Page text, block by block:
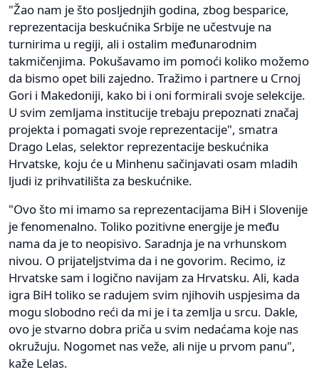
"Žao nam je što posljednjih godina, zbog besparice,
reprezentacija beskućnika Srbije ne učestvuje na
turnirima u regiji, ali i ostalim međunarodnim
takmičenjima. Pokušavamo im pomoći koliko možemo
da bismo opet bili zajedno. Tražimo i partnere u Crnoj
Gori i Makedoniji, kako bi i oni formirali svoje selekcije.
U svim zemljama institucije trebaju prepoznati značaj
projekta i pomagati svoje reprezentacije", smatra
Drago Lelas, selektor reprezentacije beskućnika
Hrvatske, koju će u Minhenu sačinjavati osam mladih
ljudi iz prihvatilišta za beskućnike.
"Ovo što mi imamo sa reprezentacijama BiH i Slovenije
je fenomenalno. Toliko pozitivne energije je među
nama da je to neopisivo. Saradnja je na vrhunskom
nivou. O prijateljstvima da i ne govorim. Recimo, iz
Hrvatske sam i logično navijam za Hrvatsku. Ali, kada
igra BiH toliko se radujem svim njihovih uspjesima da
mogu slobodno reći da mi je i ta zemlja u srcu. Dakle,
ovo je stvarno dobra priča u svim nedaćama koje nas
okružuju. Nogomet nas veže, ali nije u prvom panu",
kaže Lelas.